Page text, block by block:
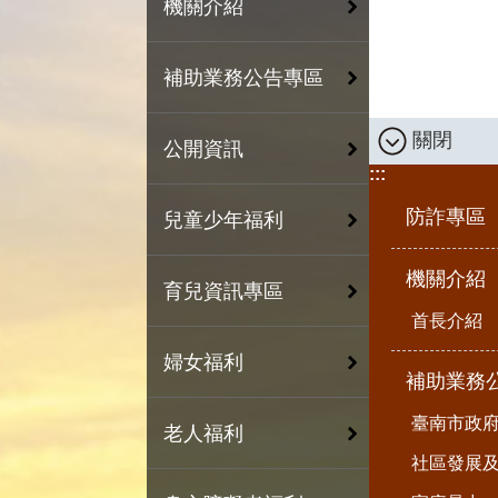
機關介紹
補助業務公告專區
公開資訊
兒童少年福利
育兒資訊專區
婦女福利
老人福利
關閉
:::
防詐專區
機關介紹
首長介紹
補助業務
臺南市政
社區發展